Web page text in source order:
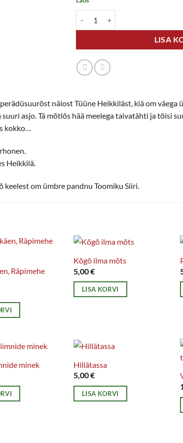
LISA
näiost Tüüne Heikkiläst, kiä om väega
asjo. Tä mõtlõs hää meelega taivatähti ja tõisi
kokko…
Heikkilä.
om ümbre pandnu Toomiku Siiri.
Räpimehe
Kõgõ ilma mõts
5,00€
LISA KORVI
minek
Hillätassa
5,00€
LISA KORVI